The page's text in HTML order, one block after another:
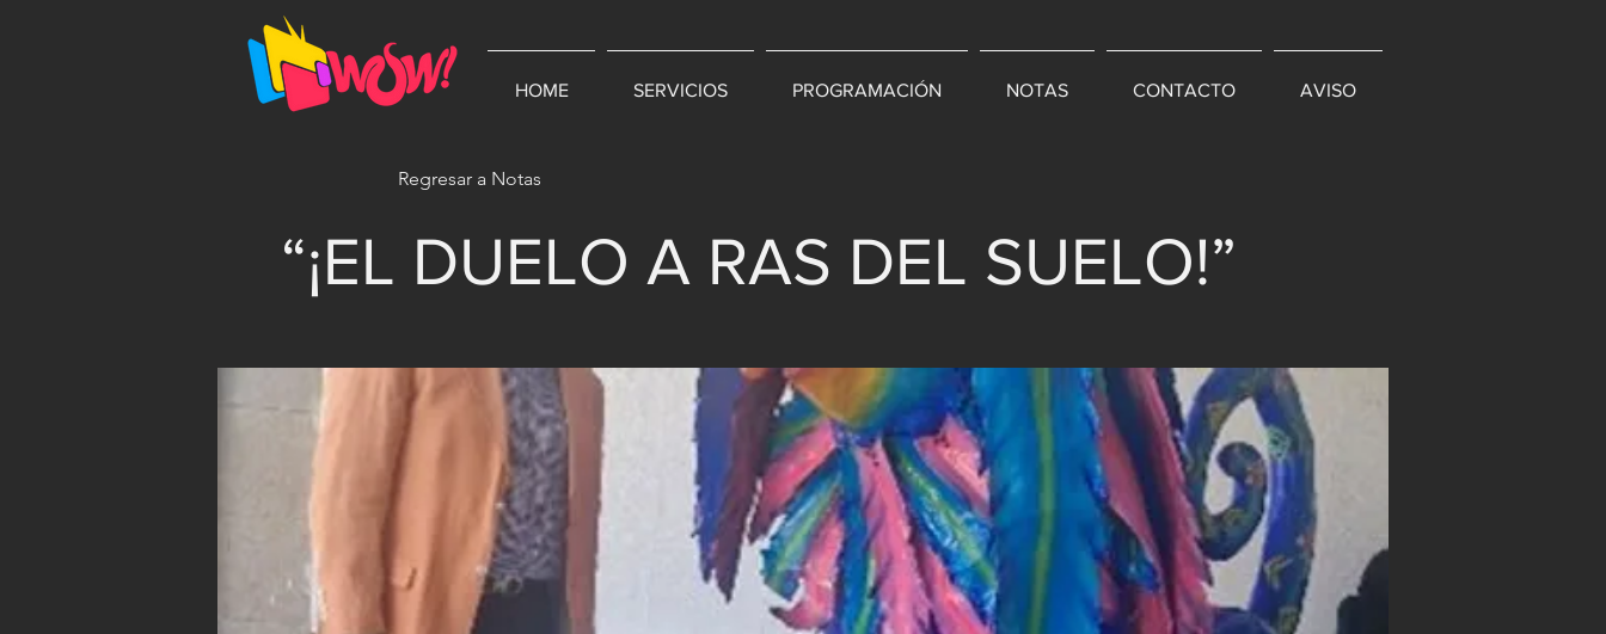
HOME SERVICIOS PROGRAMACIÓN NOTAS CONTACTO AVISO
Regresar a Notas
“¡EL DUELO A RAS DEL SUELO!”